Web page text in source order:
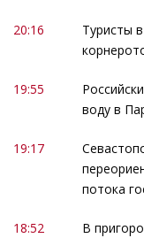
20:16
Туристы
19:55
воду в
19:17
потока
18:52
В